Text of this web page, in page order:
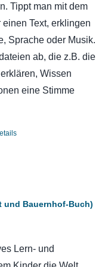
Tippt man mit dem
Text, erklingen
Sprache oder Musik.
ab, die z.B. die
Wissen
eine Stimme
und Bauernhof-Buch)
Lern- und